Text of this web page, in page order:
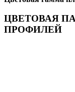
ЦВЕТОВАЯ
ПРОФИЛЕЙ